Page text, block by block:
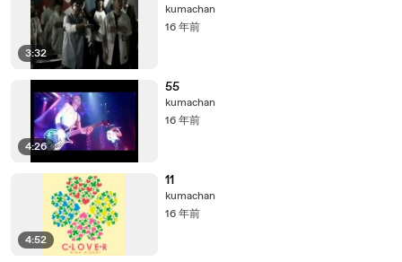
3:32
kumachan
16 年前
4:26
55
kumachan
16 年前
4:52
11
kumachan
16 年前